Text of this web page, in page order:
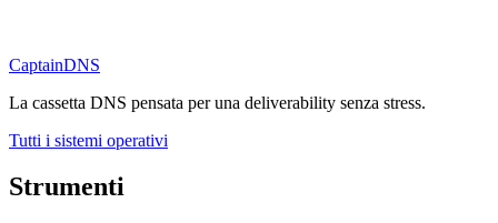
CaptainDNS
La cassetta DNS pensata per una deliverability senza stress.
Tutti i sistemi operativi
Strumenti